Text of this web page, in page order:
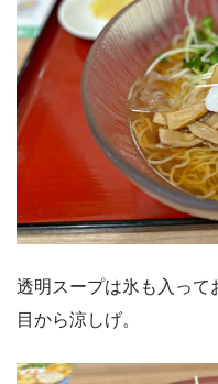
透明スープは氷も入って
目から涼しげ。